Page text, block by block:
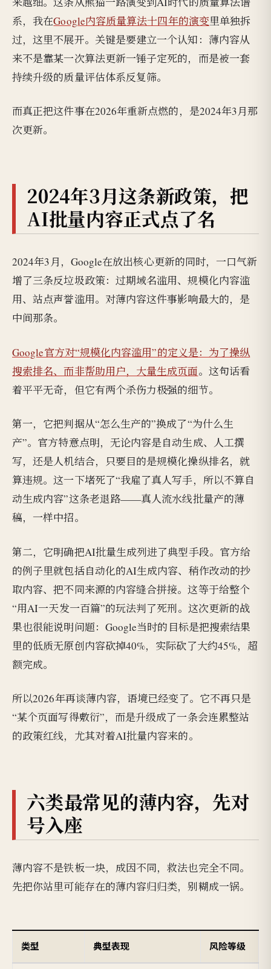
系，我在Google内容质量算法十四年的演变里单独拆
过，这里不展开。关键是要建立一个认知：薄内容从
来不是靠某一次算法更新一锤子定死的，而是被一套
持续升级的质量评估体系反复筛。
而真正把这件事在2026年重新点燃的，是2024年3月那
次更新。
2024年3月这条新政策，把
AI批量内容正式点了名
2024年3月，Google在放出核心更新的同时，一口气新
增了三条反垃圾政策：过期域名滥用、规模化内容滥
用、站点声誉滥用。对薄内容这件事影响最大的，是
中间那条。
Google官方对“规模化内容滥用”的定义是：为了操纵
搜索排名、而非帮助用户，大量生成页面。这句话看
着平平无奇，但它有两个杀伤力极强的细节。
第一，它把判据从“怎么生产的”换成了“为什么生
产”。官方特意点明，无论内容是自动生成、人工撰
写，还是人机结合，只要目的是规模化操纵排名，就
算违规。这一下堵死了“我雇了真人写手，所以不算自
动生成内容”这条老退路——真人流水线批量产的薄
稿，一样中招。
第二，它明确把AI批量生成列进了典型手段。官方给
的例子里就包括自动化的AI生成内容、稍作改动的抄
取内容、把不同来源的内容缝合拼接。这等于给整个
“用AI一天发一百篇”的玩法判了死刑。这次更新的战
果也很能说明问题：Google当时的目标是把搜索结果
里的低质无原创内容砍掉40%，实际砍了大约45%，超
额完成。
所以2026年再谈薄内容，语境已经变了。它不再只是
“某个页面写得敷衍”，而是升级成了一条会连累整站
的政策红线，尤其对着AI批量内容来的。
六类最常见的薄内容，先对
号入座
薄内容不是铁板一块，成因不同，救法也完全不同。
先把你站里可能存在的薄内容归归类，别糊成一锅。
类型 典型表现 风险等级